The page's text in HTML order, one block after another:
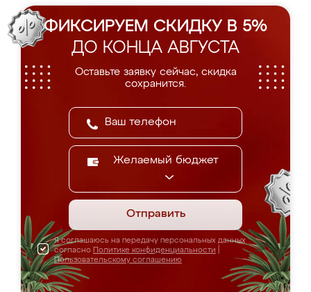
ФИКСИРУЕМ СКИДКУ В 5%
ДО КОНЦА АВГУСТА
Оставьте заявку сейчас, скидка
сохранится.
Желаемый бюджет
Отправить
Я соглашаюсь на передачу персональных данных
согласно Политике конфиденциальности
Пользовательскому соглашению